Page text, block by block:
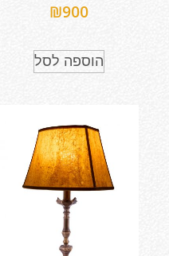
₪900
הוספה לסל